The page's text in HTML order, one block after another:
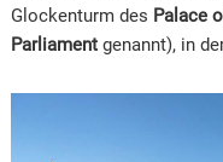
Glockenturm des Palace
Parliament genannt), in